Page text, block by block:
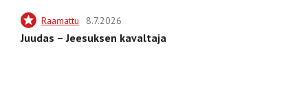
Raamattu 8.7.2026
Juudas – Jeesuksen kavaltaja